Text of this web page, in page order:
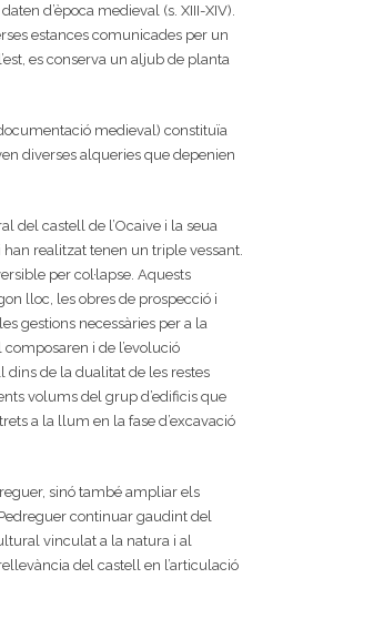
d’època medieval (s. XIII-XIV).
estances comunicades per un
es conserva un aljub de planta
medieval) constituïa
diverses alqueries que depenien
del castell de l’Ocaive i la seua
han realitzat tenen un triple vessant.
per col·lapse. Aquests
lloc, les obres de prospecció i
gestions necessàries per a la
i de l’evolució
dins de la dualitat de les restes
volums del grup d’edificis que
a la llum en la fase d’excavació
sinó també ampliar els
continuar gaudint del
vinculat a la natura i al
del castell en l’articulació